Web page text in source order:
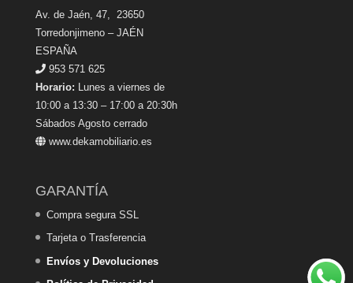
Av. de Jaén, 47, 23650
Torredonjimeno – JAÉN
ESPAÑA
953 571 625
Horario: Lunes a viernes de
10:00 a 13:30 – 17:00 a 20:30h
Sábados Agosto cerrado
www.dekamobiliario.es
GARANTÍA
Compra segura SSL
Tarjeta o Trasferencia
Envíos y Devoluciones